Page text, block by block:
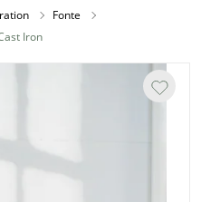
Fonte
Iron